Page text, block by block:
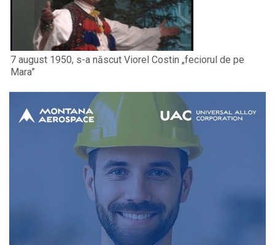
7 august 1950, s-a născut Viorel Costin „feciorul de pe
Mara”